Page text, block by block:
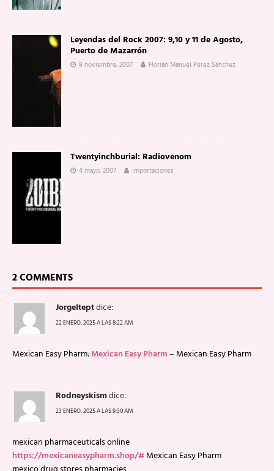
Leyendas del Rock 2007: 9,10 y 11 de Agosto,
Puerto de Mazarrón
8 noviembre, 2007 Florián Manuel Pérez Sánchez
Twentyinchburial: Radiovenom
4 mayo, 2007 importaciones
2 COMMENTS
JorgeIteptdice:
22 ENERO, 2025 A LAS 8:22 AM
Mexican Easy Pharm:Mexican Easy Pharm– Mexican Easy Pharm
Rodneyskismdice:
23 ENERO, 2025 A LAS 9:30 AM
mexican pharmaceuticals online
https://mexicaneasypharm.shop/#Mexican Easy Pharm